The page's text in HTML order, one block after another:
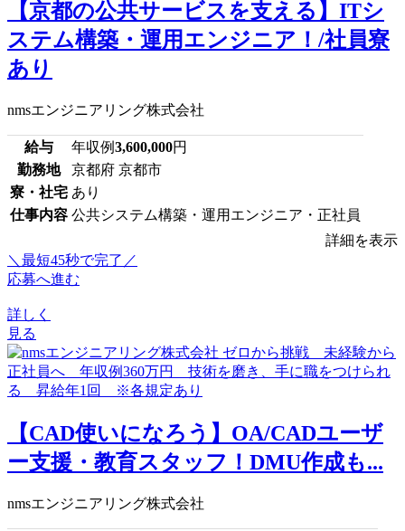
【京都の公共サービスを支える】ITシ
ステム構築・運用エンジニア！/社員寮
あり
nmsエンジニアリング株式会社
給与 年収例3,600,000円
勤務地
京都府 京都市
寮・社宅 あり
仕事内容 公共システム構築・運用エンジニア・正社員
詳細を表示
＼最短45秒で完了／
応募へ進む
詳しく
見る
【CAD使いになろう】OA/CADユーザ
ー支援・教育スタッフ！DMU作成も...
nmsエンジニアリング株式会社